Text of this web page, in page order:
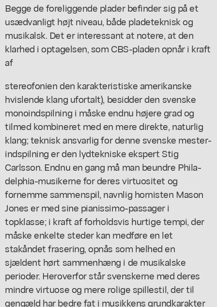
Begge de foreliggende plader befinder sig på et
usædvanligt højt niveau, både pladeteknisk og
musikalsk. Det er interessant at notere, at den
klarhed i optagelsen, som CBS-pladen opnår i kraft
af
stereofonien den karakteristiske amerikanske
hvislende klang ufortalt), besidder den svenske
monoindspilning i måske endnu højere grad og
tilmed kombineret med en mere direkte, naturlig
klang; teknisk ansvarlig for denne svenske mester-
indspilning er den lydtekniske ekspert Stig
Carlsson. Endnu en gang må man beundre Phila-
delphia-musikerne for deres virtuositet og
fornemme sammenspil, navnlig hornisten Mason
Jones er med sine pianissimo-passager i
topklasse; i kraft af forholdsvis hurtige tempi, der
måske enkelte steder kan medføre en let
stakåndet frasering, opnås som helhed en
sjældent hørt sammenhæng i de musikalske
perioder. Heroverfor står svenskerne med deres
mindre virtuose og mere rolige spillestil, der til
gengæld har bedre fat i musikkens grundkarakter